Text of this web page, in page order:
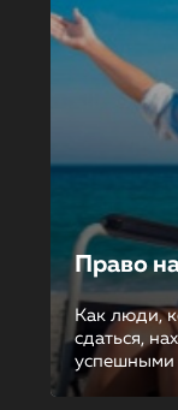
Право
Как люди,
сдаться,
успешными